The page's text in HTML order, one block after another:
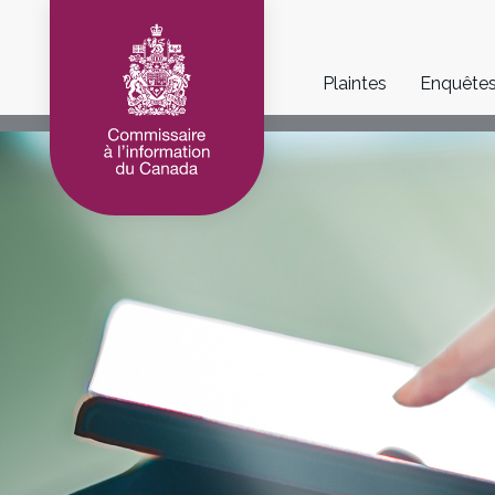
Main
navigation
Plaintes Enquêtes